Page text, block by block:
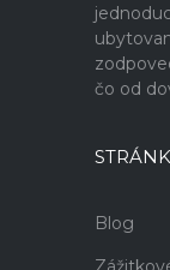
čo od
Blog